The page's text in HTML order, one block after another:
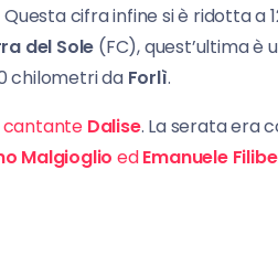
cifra infine si è ridotta a
del Sole (FC), quest’ultima è
chilometri da Forlì.
cantante Dalise. La serata era
Malgioglio edEmanuele